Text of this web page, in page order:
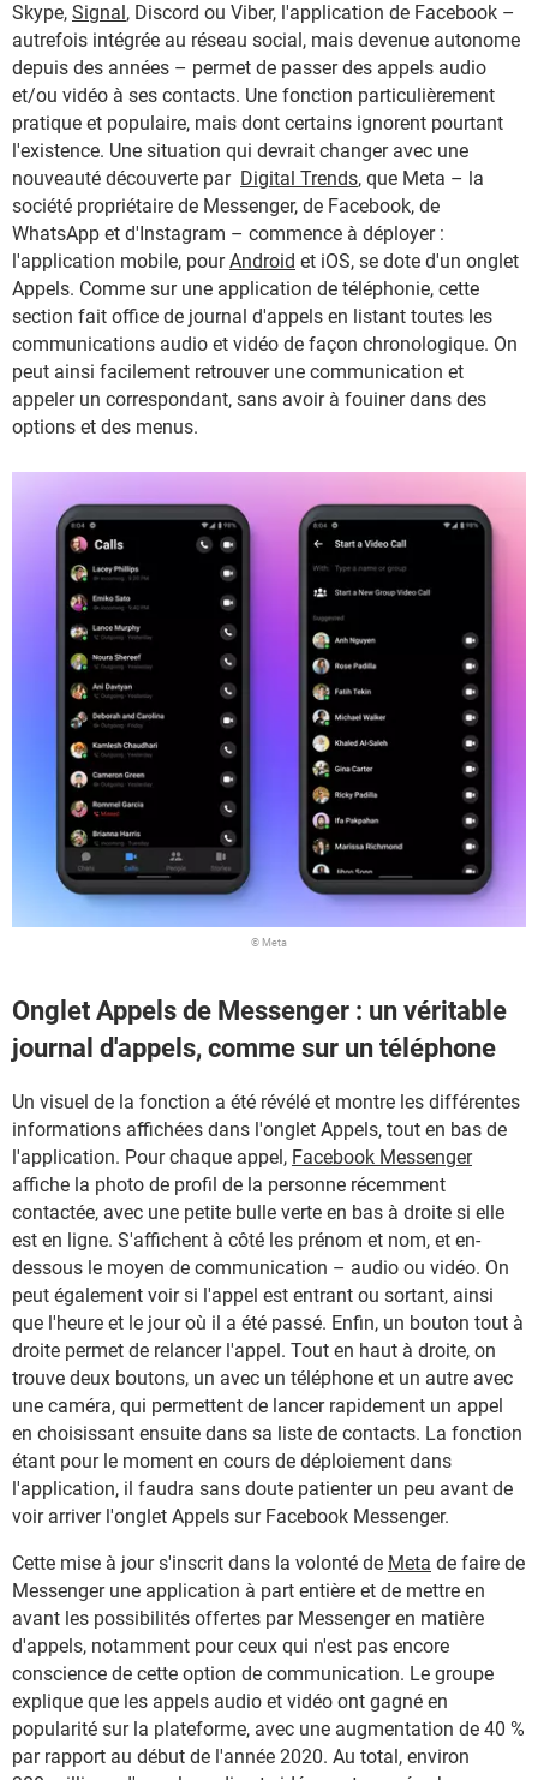
Skype, Signal, Discord ou Viber, l'application de Facebook –
autrefois intégrée au réseau social, mais devenue autonome
depuis des années – permet de passer des appels audio
et/ou vidéo à ses contacts. Une fonction particulièrement
pratique et populaire, mais dont certains ignorent pourtant
l'existence. Une situation qui devrait changer avec une
nouveauté découverte par Digital Trends, que Meta – la
société propriétaire de Messenger, de Facebook, de
WhatsApp et d'Instagram – commence à déployer :
l'application mobile, pourAndroid et iOS, se dote d'un onglet
Appels. Comme sur une application de téléphonie, cette
section fait office de journal d'appels en listant toutes les
communications audio et vidéo de façon chronologique. On
peut ainsi facilement retrouver une communication et
appeler un correspondant, sans avoir à fouiner dans des
options et des menus.
© Meta
Onglet Appels de Messenger : un véritable
journal d'appels, comme sur un téléphone
Un visuel de la fonction a été révélé et montre les différentes
informations affichées dans l'onglet Appels, tout en bas de
l'application. Pour chaque appel, Facebook Messenger
affiche la photo de profil de la personne récemment
contactée, avec une petite bulle verte en bas à droite si elle
est en ligne. S'affichent à côté les prénom et nom, et en-
dessous le moyen de communication – audio ou vidéo. On
peut également voir si l'appel est entrant ou sortant, ainsi
que l'heure et le jour où il a été passé. Enfin, un bouton tout à
droite permet de relancer l'appel. Tout en haut à droite, on
trouve deux boutons, un avec un téléphone et un autre avec
une caméra, qui permettent de lancer rapidement un appel
en choisissant ensuite dans sa liste de contacts. La fonction
étant pour le moment en cours de déploiement dans
l'application, il faudra sans doute patienter un peu avant de
voir arriver l'onglet Appels sur Facebook Messenger.
Cette mise à jour s'inscrit dans la volonté de Meta de faire de
Messenger une application à part entière et de mettre en
avant les possibilités offertes par Messenger en matière
d'appels, notamment pour ceux qui n'est pas encore
conscience de cette option de communication. Le groupe
explique que les appels audio et vidéo ont gagné en
popularité sur la plateforme, avec une augmentation de 40 %
par rapport au début de l'année 2020. Au total, environ